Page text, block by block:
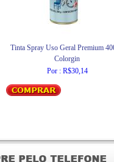
Tinta Spray Uso Geral Premium
Colorgin
Por : R$30,14